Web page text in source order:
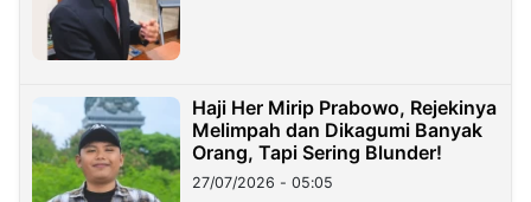
Haji Her Mirip Prabowo, Rejekinya
Melimpah dan Dikagumi Banyak
Orang, Tapi Sering Blunder!
27/07/2026 - 05:05